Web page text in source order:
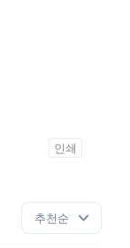
인쇄